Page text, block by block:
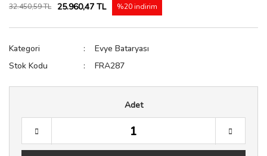
32.450,59 TL 25.960,47 TL %20 indirim
Kategori
Evye Bataryası
Stok Kodu
FRA287
Adet